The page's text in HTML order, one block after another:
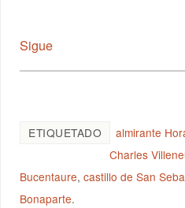
Sigue
ETIQUETADO almirante
Charles
Bucentaure,castillo de San
Bonaparte.